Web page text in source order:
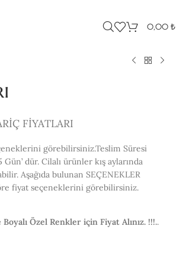
0,00 ₺
FİYATLARI
görebilirsiniz.Teslim Süresi
dür. Cilalı ürünler kış aylarında
Aşağıda bulunan SEÇENEKLER
fiyat seçeneklerini görebilirsiniz.
Özel Renkler için Fiyat Alınız. !!!..